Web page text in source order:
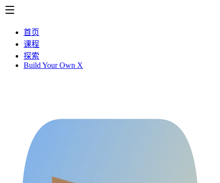
首页
课程
探索
Build Your Own X